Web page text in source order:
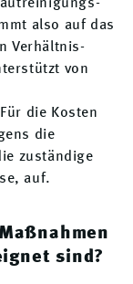
also auf das
Verhältnis-
von
die Kosten
die
zuständige
auf.
sind?